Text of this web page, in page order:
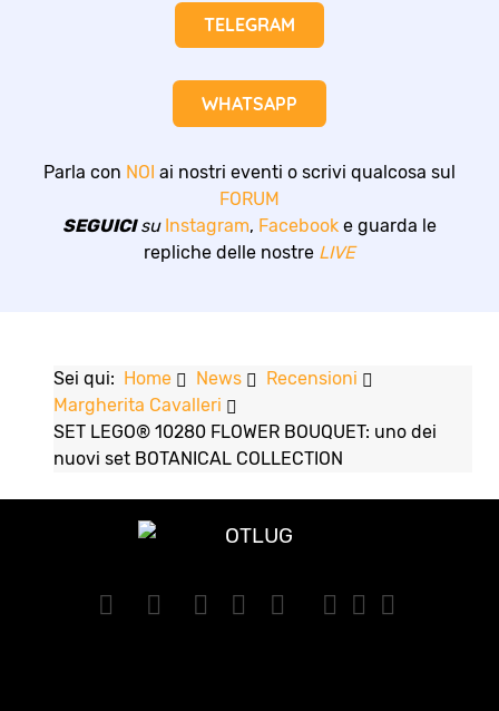
TELEGRAM
WHATSAPP
Parla con NOI ai nostri eventi o scrivi qualcosa sul
FORUM
SEGUICIsu Instagram, Facebook e guarda le
repliche delle nostre LIVE
Sei qui: Home News
Recensioni
Margherita Cavalleri
SET LEGO® 10280 FLOWER BOUQUET: uno dei
nuovi set BOTANICAL COLLECTION